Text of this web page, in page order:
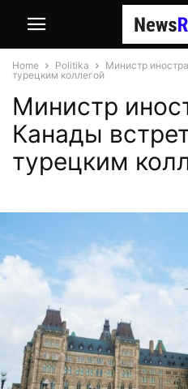
Home Politika
Министр
турецким коллегой
Министр
Канады
турецким